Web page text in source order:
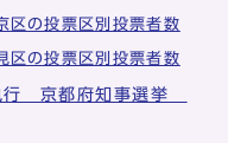
区の投票区別投票者数
区の投票区別投票者数
行 京都府知事選挙